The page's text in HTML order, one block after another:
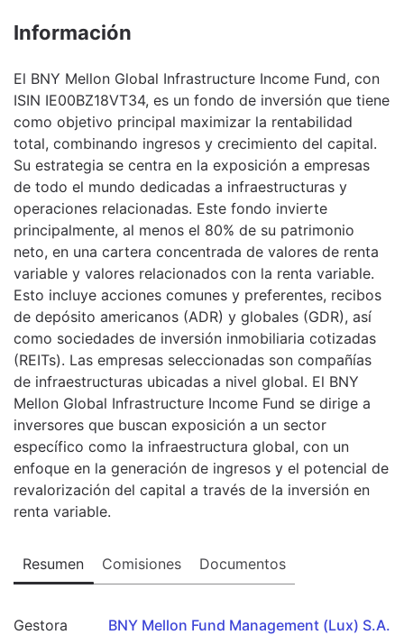
Información
El BNY Mellon Global Infrastructure Income Fund, con
ISIN IE00BZ18VT34, es un fondo de inversión que tiene
como objetivo principal maximizar la rentabilidad
total, combinando ingresos y crecimiento del capital.
Su estrategia se centra en la exposición a empresas
de todo el mundo dedicadas a infraestructuras y
operaciones relacionadas. Este fondo invierte
principalmente, al menos el 80% de su patrimonio
neto, en una cartera concentrada de valores de renta
variable y valores relacionados con la renta variable.
Esto incluye acciones comunes y preferentes, recibos
de depósito americanos (ADR) y globales (GDR), así
como sociedades de inversión inmobiliaria cotizadas
(REITs). Las empresas seleccionadas son compañías
de infraestructuras ubicadas a nivel global. El BNY
Mellon Global Infrastructure Income Fund se dirige a
inversores que buscan exposición a un sector
específico como la infraestructura global, con un
enfoque en la generación de ingresos y el potencial de
revalorización del capital a través de la inversión en
renta variable.
Resumen Comisiones Documentos
Gestora BNY Mellon Fund Management (Lux) S.A.